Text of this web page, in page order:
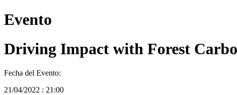
Evento
Driving Impact with Forest
Fecha del Evento:
21/04/2022 : 21:00